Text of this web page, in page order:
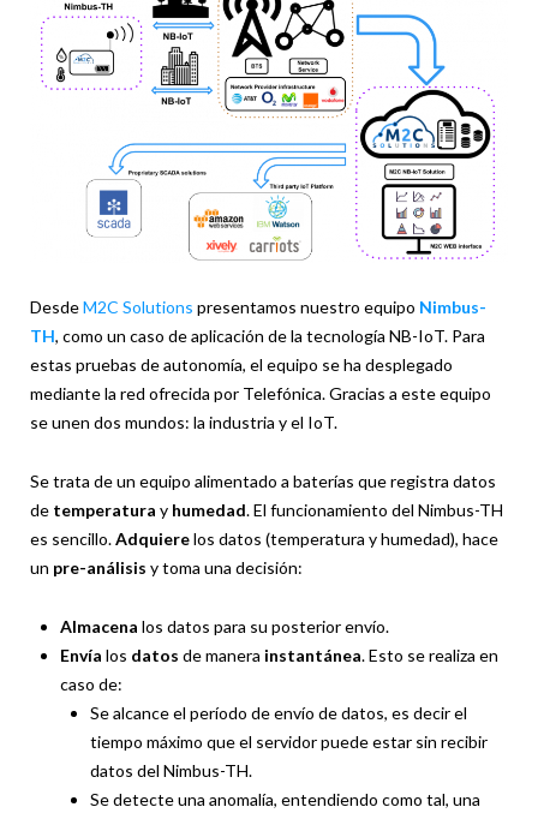
DesdeM2C Solutions presentamos nuestro equipo Nimbus-
TH, como un caso de aplicación de la tecnología NB-IoT. Para
estas pruebas de autonomía, el equipo se ha desplegado
mediante la red ofrecida por Telefónica. Gracias a este equipo
se unen dos mundos: la industria y el IoT.
Se trata de un equipo alimentado a baterías que registra datos
de temperatura y humedad. El funcionamiento del Nimbus-TH
es sencillo.Adquierelos datos (temperatura y humedad), hace
un pre-análisis y toma una decisión:
Almacena los datos para su posterior envío.
Envía los datos de manera instantánea. Esto se realiza en
caso de:
Se alcance el período de envío de datos, es decir el
tiempo máximo que el servidor puede estar sin recibir
datos del Nimbus-TH.
Se detecte una anomalía, entendiendo como tal, una